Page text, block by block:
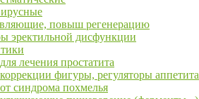
повыш регенерацию
эректильной дисфункции
лечения простатита
фигуры, регуляторы аппетита
синдрома похмелья